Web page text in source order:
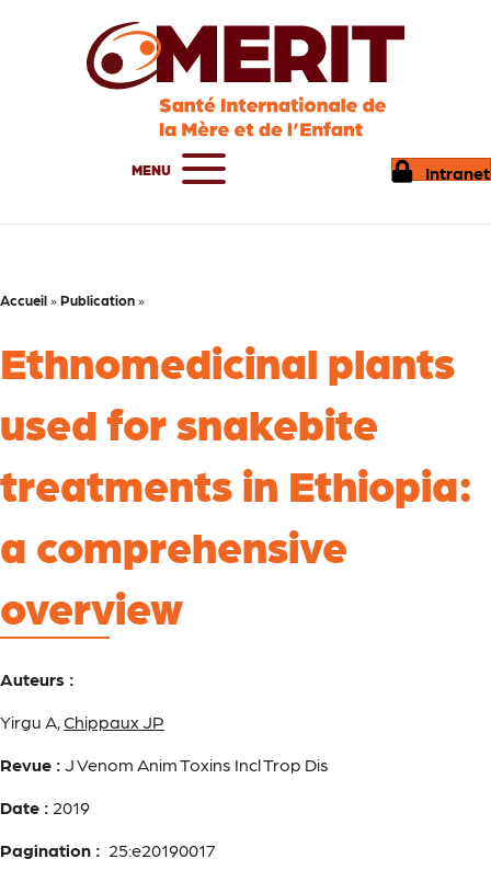
MENU Intranet
Accueil » Publication »
Ethnomedicinal plants
used for snakebite
treatments in Ethiopia:
a comprehensive
overview
Auteurs :
Yirgu A,Chippaux JP
Revue : J Venom Anim Toxins Incl Trop Dis
Date : 2019
Pagination : 25:e20190017